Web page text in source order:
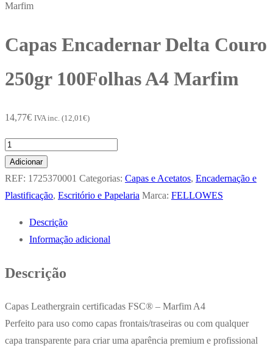
Marfim
Capas Encadernar Delta Couro
250gr 100Folhas A4 Marfim
14,77€ IVA inc. (12,01 €)
Quantidade
de
Capas
Encadernar
A4
Adicionar
REF: 1725370001 Categorias: Capas e Acetatos, Encadernação e
Plastificação, Escritório e Papelaria Marca: FELLOWES
Descrição
Informação adicional
Descrição
Capas Leathergrain certificadas FSC® – Marfim A4
Perfeito para uso como capas frontais/traseiras ou com qualquer
capa transparente para criar uma aparência premium e profissional